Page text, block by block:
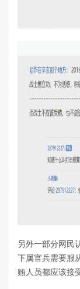
另外一部分网民
下属官兵需要服
贿人员都应该接